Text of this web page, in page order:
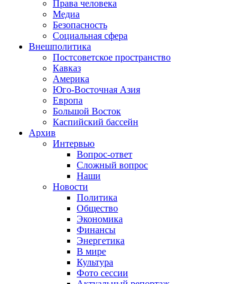
Права человека
Медиа
Безопасность
Социальная сфера
Внешполитика
Постсоветское пространство
Кавказ
Америка
Юго-Восточная Азия
Европа
Большой Восток
Каспийский бассейн
Архив
Интервью
Вопрос-ответ
Сложный вопрос
Наши
Новости
Политика
Общество
Экономика
Финансы
Энергетика
В мире
Культура
Фото сессии